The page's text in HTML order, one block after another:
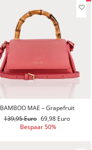
BAMBOO MAE – Grapefruit
Reguliere
139,95 Euro Aanbiedingsprijs
69,98 Euro
Bespaar 50%